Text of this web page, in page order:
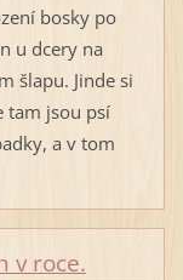
bosky po
u dcery na
šlapu. Jinde si
tam jsou psí
a v tom
v roce.